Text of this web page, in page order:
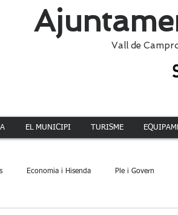
Vall de
EL MUNICIPI TURISME
Economia i Hisenda Ple i Govern